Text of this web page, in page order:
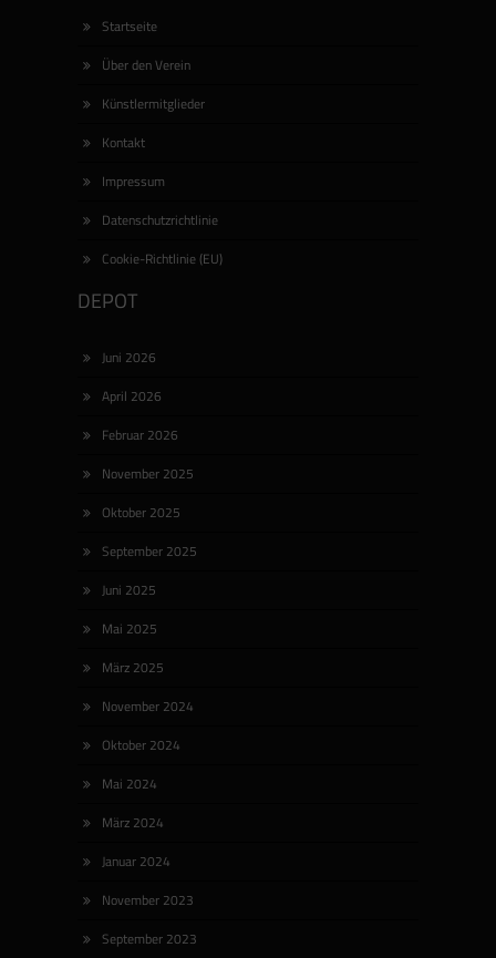
DIESELSTRASSE, eine Kooperation von artgerechte
dieselstrasse e.V.: BETTINA FUNKE […]
Startseite
Über den Verein
Künstlermitglieder
Kontakt
Impressum
Datenschutzrichtlinie
Cookie-Richtlinie (EU)
DEPOT
Juni 2026
April 2026
Februar 2026
November 2025
Oktober 2025
September 2025
Juni 2025
Mai 2025
März 2025
November 2024
Oktober 2024
Mai 2024
März 2024
Januar 2024
November 2023
September 2023